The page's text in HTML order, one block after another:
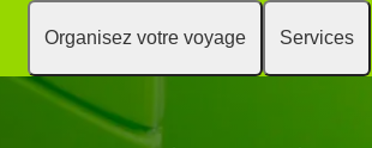
Organisez votre voyage Services